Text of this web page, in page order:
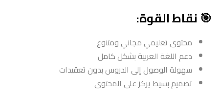
🎯 نقاط القوة:
محتوى تعليمي مجاني ومتنوع
دعم اللغة العربية بشكل كامل
سهولة الوصول إلى الدروس بدون تعقيدات
تصميم بسيط يركز على المحتوى